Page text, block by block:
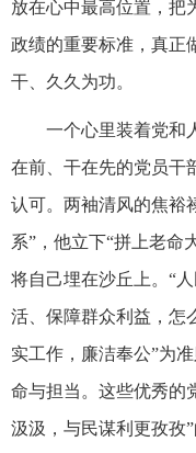
放在心中最高位置，把
政绩的重要标准，真正
干、久久为功。
一个心里装着党和
在前、干在先的党员干
认可。两袖清风的焦裕
系”，他立下“拼上老命
将自己埋在沙丘上。“
活、保障群众利益，怎
实工作，廉洁奉公”为
命与担当。这些优秀的
汲汲，与民谋利更孜孜